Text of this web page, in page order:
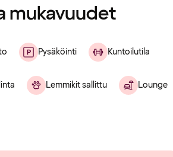
mukavuudet
Pysäköinti Kuntoilutila
Lemmikit sallittu Lounge